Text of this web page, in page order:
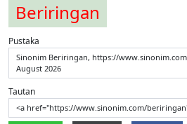
Beriringan
Pustaka
Sinonim Beriringan, https://
August 2026
Tautan
<a href="https://www.sinonim.com/